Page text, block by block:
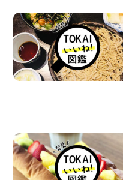
スタッフ紹介
お問い合わせ